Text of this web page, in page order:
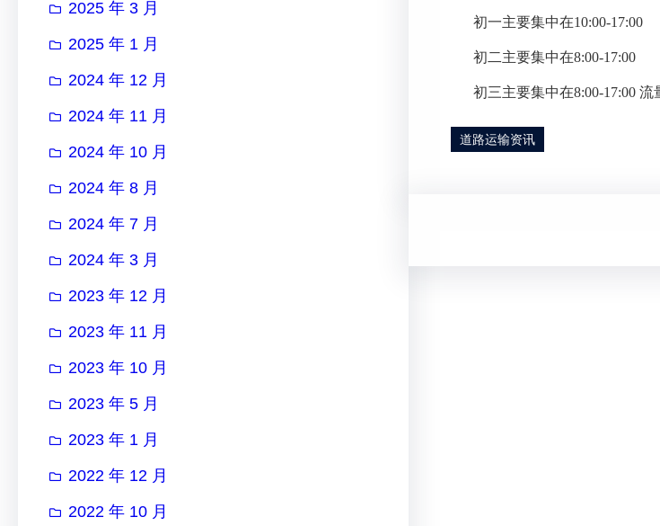
2025 年 3 月
2025 年 1 月
2024 年 12 月
2024 年 11 月
2024 年 10 月
2024 年 8 月
2024 年 7 月
2024 年 3 月
2023 年 12 月
2023 年 11 月
2023 年 10 月
2023 年 5 月
2023 年 1 月
2022 年 12 月
2022 年 10 月
初一主要集中在10:00-17:00
初二主要集中在8:00-17:00
初三主要集中在8:00-17:00 流
道路运输资讯